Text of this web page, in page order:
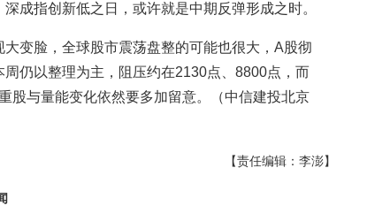
成指创新低之日，或许就是中期反弹形成之时。
变脸，全球股市震荡盘整的可能也很大，A股彻
仍以整理为主，阻压约在2130点、8800点，而
股与量能变化依然要多加留意。（中信建投北京
【责任编辑：李澎】